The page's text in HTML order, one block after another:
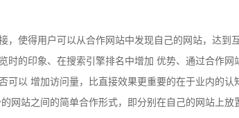
，使得用户可以从合作网站中发现自己的网站，达到
时的印象、在搜索引擎排名中增加 优势、通过合作
可以 增加访问量，比直接效果更重要的在于业内的
网站之间的简单合作形式，即分别在自己的网站上